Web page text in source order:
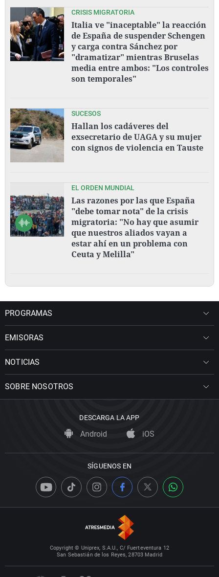
CRISIS MIGRATORIA
Italia ve "inaceptable" la reacción
de España de suspender Schengen
y carga contra Sánchez por
"dramatizar" mientras Bruselas
media entre ambos: "Los controles
son temporales"
SUCESOS
Hallan los cadáveres del
exsecretario de UAGA y su mujer
con signos de violencia en Tauste
EL ORDEN MUNDIAL
Las razones por las que España
"debe tomar nota" de la crisis
migratoria: "No hay que asumir
que nuestros aliados vayan a
estar ahí en un problema con
Ceuta y Melilla"
PROGRAMAS
EMISORAS
NOTICIAS
SOBRE NOSOTROS
DESCARGA LA APP
Android iOS
SÍGUENOS EN
Copyright © Uniprex, S.A.U., C/ Fuerteventura 12
San Sebastián de los Reyes, 28703 Madrid